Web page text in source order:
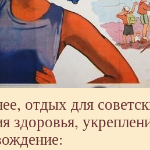
отдых для
здоровья,